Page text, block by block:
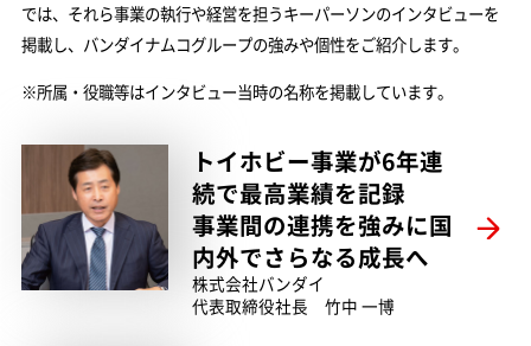
では、それら事業の執行や経営を担うキーパーソンのインタビューを
掲載し、バンダイナムコグループの強みや個性をご紹介します。
※所属・役職等はインタビュー当時の名称を掲載しています。
トイホビー事業が6年連
続で最高業績を記録
事業間の連携を強みに国
内外でさらなる成長へ
株式会社バンダイ
代表取締役社長 竹中 一博